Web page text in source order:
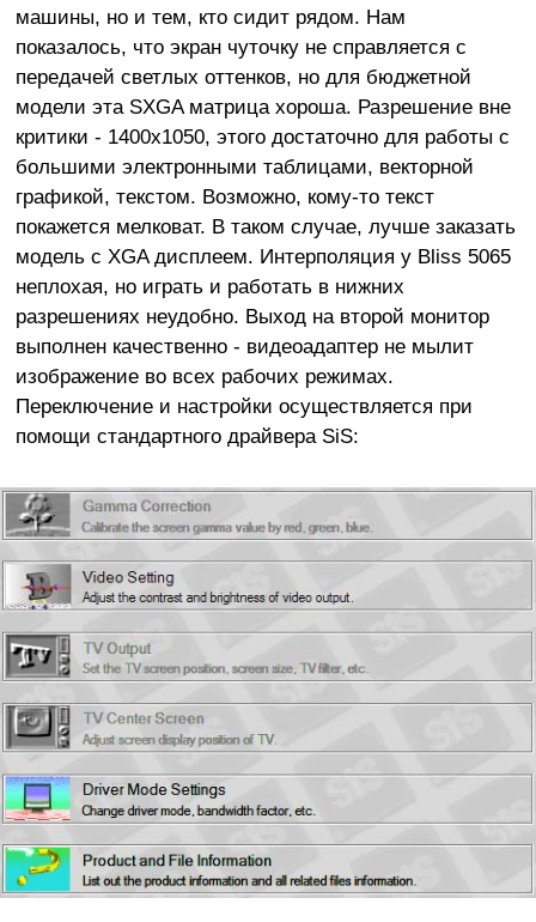
машины, но и тем, кто сидит рядом. Нам
показалось, что экран чуточку не справляется с
передачей светлых оттенков, но для бюджетной
модели эта SXGA матрица хороша. Разрешение вне
критики - 1400x1050, этого достаточно для работы с
большими электронными таблицами, векторной
графикой, текстом. Возможно, кому-то текст
покажется мелковат. В таком случае, лучше заказать
модель с XGA дисплеем. Интерполяция у Bliss 5065
неплохая, но играть и работать в нижних
разрешениях неудобно. Выход на второй монитор
выполнен качественно - видеоадаптер не мылит
изображение во всех рабочих режимах.
Переключение и настройки осуществляется при
помощи стандартного драйвера SiS: